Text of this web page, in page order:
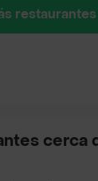
restaurantes
cerca